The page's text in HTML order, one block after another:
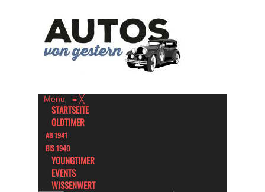
Menu ≡ ╳
STARTSEITE
OLDTIMER
AB 1941
BIS 1940
YOUNGTIMER
EVENTS
WISSENWERT